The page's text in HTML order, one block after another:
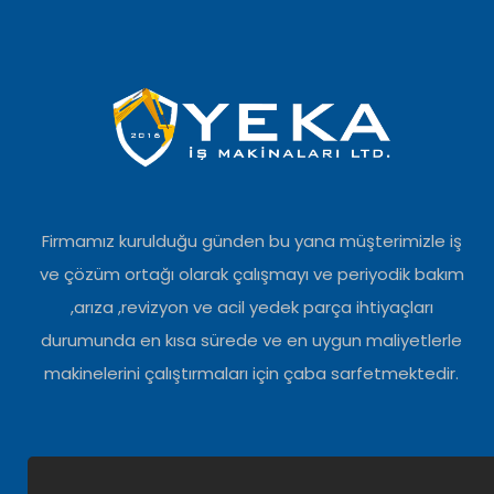
Firmamız kurulduğu günden bu yana müşterimizle iş
ve çözüm ortağı olarak çalışmayı ve periyodik bakım
,arıza ,revizyon ve acil yedek parça ihtiyaçları
durumunda en kısa sürede ve en uygun maliyetlerle
makinelerini çalıştırmaları için çaba sarfetmektedir.